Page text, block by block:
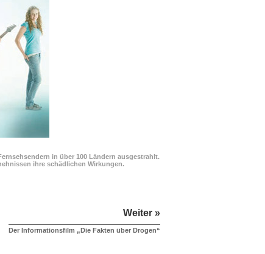
in über 100 Ländern ausgestrahlt.
ihre schädlichen Wirkungen.
Weiter »
Der Informationsfilm „Die Fakten über Drogen“